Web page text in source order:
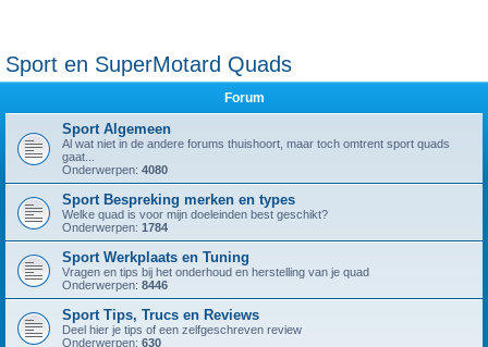
Sport en SuperMotard Quads
Forum
Sport Algemeen
Al wat niet in de andere forums thuishoort, maar toch omtrent sport quads
gaat...
Onderwerpen: 4080
Sport Bespreking merken en types
Welke quad is voor mijn doeleinden best geschikt?
Onderwerpen: 1784
Sport Werkplaats en Tuning
Vragen en tips bij het onderhoud en herstelling van je quad
Onderwerpen: 8446
Sport Tips, Trucs en Reviews
Deel hier je tips of een zelfgeschreven review
Onderwerpen: 630